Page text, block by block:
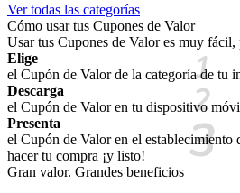
Ver todas las categorías
Cómo usar tus Cupones de Valor
Usar tus Cupones de Valor es muy
Elige
el Cupón de Valor de la categoría de tu
Descarga
el Cupón de Valor en tu dispositivo
Presenta
el Cupón de Valor en el establecimiento
hacer tu compra ¡y listo!
Gran valor. Grandes beneficios